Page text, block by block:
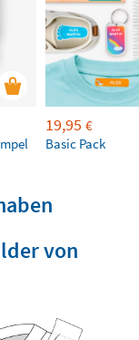
19,95 €
Basic Pack
von